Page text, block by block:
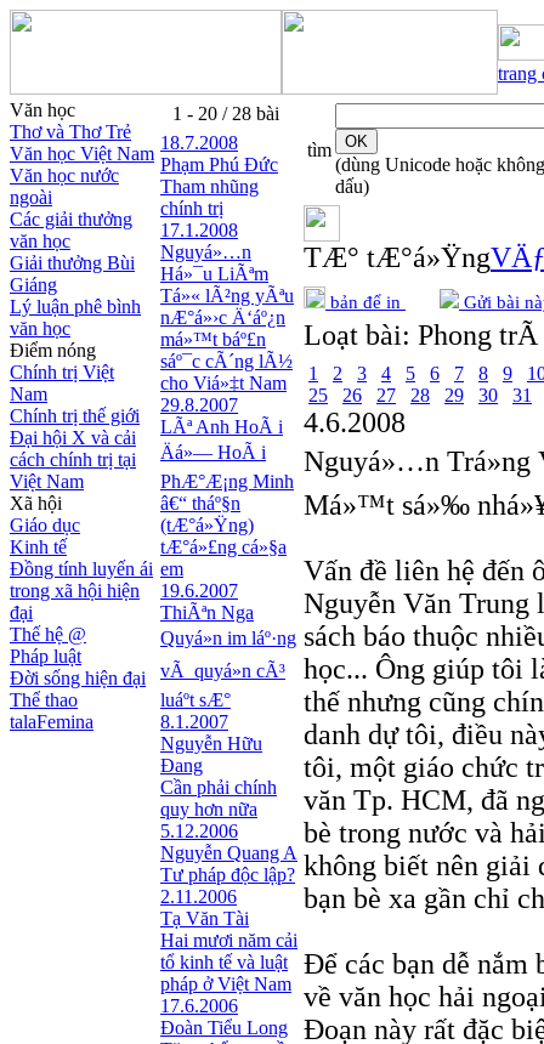
trang
Văn học
Thơ và Thơ Trẻ
Văn học Việt Nam
Văn học nước
ngoài
Các giải thưởng
văn học
Giải thưởng Bùi
Giáng
Lý luận phê bình
văn học
Điểm nóng
Chính trị Việt
Nam
Chính trị thế giới
Đại hội X và cải
cách chính trị tại
Việt Nam
Xã hội
Giáo dục
Kinh tế
Đồng tính luyến ái
trong xã hội hiện
đại
Thế hệ @
Pháp luật
Đời sống hiện đại
Thể thao
talaFemina
1 - 20 / 28 bài
18.7.2008
Phạm Phú Ðức
Tham nhũng
chính trị
17.1.2008
Nguyá»…n
Há»¯u LiÃªm
Tá»« lÃ²ng yÃªu
nÆ°á»›c Ä‘áº¿n
má»™t báº£n
sáº¯c cÃ´ng lÃ½
cho Viá»‡t Nam
29.8.2007
LÃª Anh HoÃ i
Äá»— HoÃ i
PhÆ°Æ¡ng Minh
â€“ tháº§n
(tÆ°á»Ÿng)
tÆ°á»£ng cá»§a
em
19.6.2007
ThiÃªn Nga
Quyá»n im láº·ng
vÃ quyá»n cÃ³
luáº­t sÆ°
8.1.2007
Nguyễn Hữu
Đang
Cần phải chính
quy hơn nữa
5.12.2006
Nguyễn Quang A
Tư pháp độc lập?
2.11.2006
Tạ Văn Tài
Hai mươi năm cải
tổ kinh tế và luật
pháp ở Việt Nam
17.6.2006
Đoàn Tiểu Long
tìm
(dùng Unicode hoặc không
dấu)
TÆ° tÆ°á»Ÿng
bản để in Gửi bài
Loạt bài: Phong trÃ
1 2 3 4 5 6 7 8 9
25
26 27 28 29 30 31
4.6.2008
Nguyá»…n Trá»ng
Má»™t sá»‰
Vấn đề liên hệ đến
Nguyễn Văn Trung
sách báo thuộc
học... Ông giúp tôi
thế nhưng cũng
danh dự tôi, điều
tôi, một giáo chức
văn Tp. HCM, đã
bè trong nước và
không biết nên giải
bạn bè xa gần chỉ
Để các bạn dễ nắm
về văn học hải
Đoạn này rất đặc